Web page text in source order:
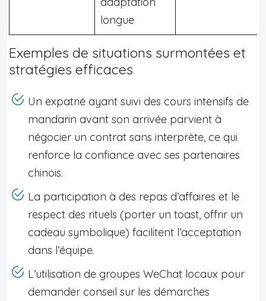
longue
Exemples de situations surmontées et
stratégies efficaces
Un expatrié ayant suivi des cours intensifs de
mandarin avant son arrivée parvient à
négocier un contrat sans interprète, ce qui
renforce la confiance avec ses partenaires
chinois.
La participation à des repas d’affaires et le
respect des rituels (porter un toast, offrir un
cadeau symbolique) facilitent l’acceptation
dans l’équipe.
L’utilisation de groupes WeChat locaux pour
demander conseil sur les démarches